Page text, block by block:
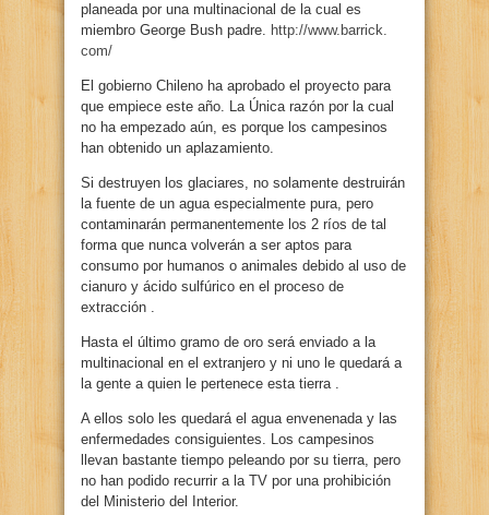
planeada por una multinacional de la cual es
miembro George Bush padre. http://www.barrick.
com/
El gobierno Chileno ha aprobado el proyecto para
que empiece este año. La Única razón por la cual
no ha empezado aún, es porque los campesinos
han obtenido un aplazamiento.
Si destruyen los glaciares, no solamente destruirán
la fuente de un agua especialmente pura, pero
contaminarán permanentemente los 2 ríos de tal
forma que nunca volverán a ser aptos para
consumo por humanos o animales debido al uso de
cianuro y ácido sulfúrico en el proceso de
extracción .
Hasta el último gramo de oro será enviado a la
multinacional en el extranjero y ni uno le quedará a
la gente a quien le pertenece esta tierra .
A ellos solo les quedará el agua envenenada y las
enfermedades consiguientes. Los campesinos
llevan bastante tiempo peleando por su tierra, pero
no han podido recurrir a la TV por una prohibición
del Ministerio del Interior.